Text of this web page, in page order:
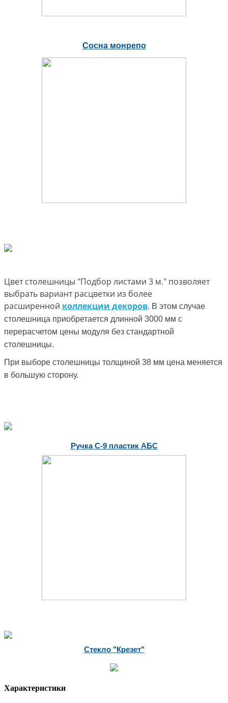
Сосна монрепо
Цвет столешницы "Подбор листами 3 м." позволяет
выбрать вариант расцветки из более
расширенной коллекции декоров. В этом случае
столешница приобретается длинной 3000 мм с
перерасчетом цены модуля без стандартной
столешницы.
При выборе столешницы толщиной 38 мм цена меняется
в большую сторону.
Ручка С-9 пластик АБС
Стекло "Крезет"
Характеристики